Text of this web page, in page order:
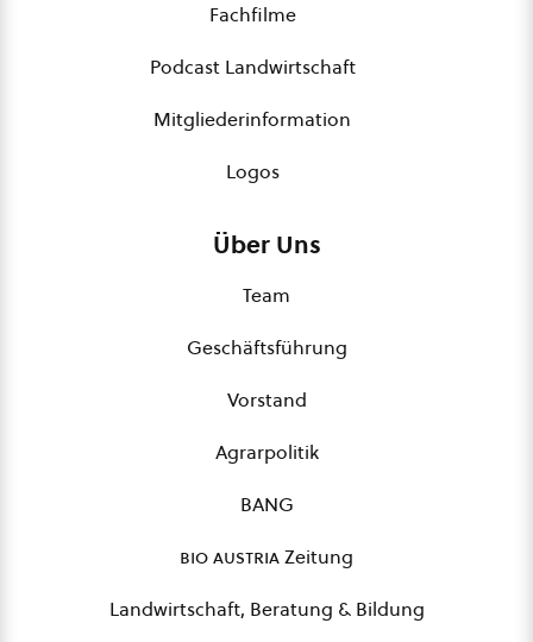
Fachfilme
Podcast Landwirtschaft
Mitgliederinformation
Logos
Über Uns
Team
Geschäftsführung
Vorstand
Agrarpolitik
BANG
bio austriaZeitung
Landwirtschaft, Beratung & Bildung